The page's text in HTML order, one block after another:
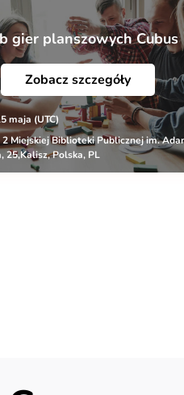
gier planszowych Cubus
Zobacz szczegóły
maja (UTC)
Miejskiej Biblioteki Publicznej im.
25,Kalisz, Polska, PL